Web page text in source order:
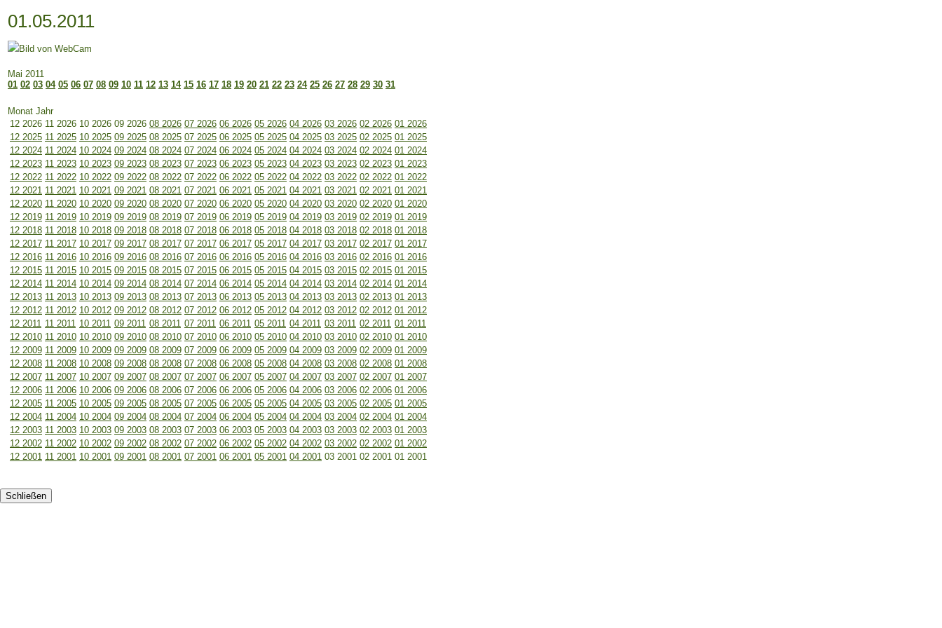
01.05.2011
Mai 2011
01 02 03 04 05 06 07 08 09 10 11 12 13 14 15 16 17 18 19 20 21 22 23 24 25 26 27 28 29 30 31
Monat Jahr
12 2026 11 2026 10 2026 09 2026 08 2026 07 2026 06 2026 05 2026 04 2026 03 2026 02 2026 01 2026
12 2025 11 2025 10 2025 09 2025 08 2025 07 2025 06 2025 05 2025 04 2025 03 2025 02 2025 01 2025
12 2024 11 2024 10 2024 09 2024 08 2024 07 2024 06 2024 05 2024 04 2024 03 2024 02 2024 01 2024
12 2023 11 2023 10 2023 09 2023 08 2023 07 2023 06 2023 05 2023 04 2023 03 2023 02 2023 01 2023
12 2022 11 2022 10 2022 09 2022 08 2022 07 2022 06 2022 05 2022 04 2022 03 2022 02 2022 01 2022
12 2021 11 2021 10 2021 09 2021 08 2021 07 2021 06 2021 05 2021 04 2021 03 2021 02 2021 01 2021
12 2020 11 2020 10 2020 09 2020 08 2020 07 2020 06 2020 05 2020 04 2020 03 2020 02 2020 01 2020
12 2019 11 2019 10 2019 09 2019 08 2019 07 2019 06 2019 05 2019 04 2019 03 2019 02 2019 01 2019
12 2018 11 2018 10 2018 09 2018 08 2018 07 2018 06 2018 05 2018 04 2018 03 2018 02 2018 01 2018
12 2017 11 2017 10 2017 09 2017 08 2017 07 2017 06 2017 05 2017 04 2017 03 2017 02 2017 01 2017
12 2016 11 2016 10 2016 09 2016 08 2016 07 2016 06 2016 05 2016 04 2016 03 2016 02 2016 01 2016
12 2015 11 2015 10 2015 09 2015 08 2015 07 2015 06 2015 05 2015 04 2015 03 2015 02 2015 01 2015
12 2014 11 2014 10 2014 09 2014 08 2014 07 2014 06 2014 05 2014 04 2014 03 2014 02 2014 01 2014
12 2013 11 2013 10 2013 09 2013 08 2013 07 2013 06 2013 05 2013 04 2013 03 2013 02 2013 01 2013
12 2012 11 2012 10 2012 09 2012 08 2012 07 2012 06 2012 05 2012 04 2012 03 2012 02 2012 01 2012
12 2011 11 2011 10 2011 09 2011 08 2011 07 2011 06 2011 05 2011 04 2011 03 2011 02 2011 01 2011
12 2010 11 2010 10 2010 09 2010 08 2010 07 2010 06 2010 05 2010 04 2010 03 2010 02 2010 01 2010
12 2009 11 2009 10 2009 09 2009 08 2009 07 2009 06 2009 05 2009 04 2009 03 2009 02 2009 01 2009
12 2008 11 2008 10 2008 09 2008 08 2008 07 2008 06 2008 05 2008 04 2008 03 2008 02 2008 01 2008
12 2007 11 2007 10 2007 09 2007 08 2007 07 2007 06 2007 05 2007 04 2007 03 2007 02 2007 01 2007
12 2006 11 2006 10 2006 09 2006 08 2006 07 2006 06 2006 05 2006 04 2006 03 2006 02 2006 01 2006
12 2005 11 2005 10 2005 09 2005 08 2005 07 2005 06 2005 05 2005 04 2005 03 2005 02 2005 01 2005
12 2004 11 2004 10 2004 09 2004 08 2004 07 2004 06 2004 05 2004 04 2004 03 2004 02 2004 01 2004
12 2003 11 2003 10 2003 09 2003 08 2003 07 2003 06 2003 05 2003 04 2003 03 2003 02 2003 01 2003
12 2002 11 2002 10 2002 09 2002 08 2002 07 2002 06 2002 05 2002 04 2002 03 2002 02 2002 01 2002
12 2001 11 2001 10 2001 09 2001 08 2001 07 2001 06 2001 05 2001 04 2001 03 2001 02 2001 01 2001